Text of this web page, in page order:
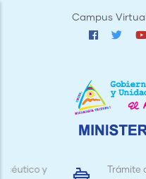
Campus Virtual
Trámite de